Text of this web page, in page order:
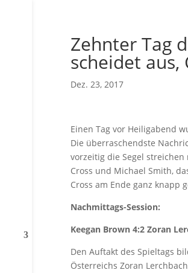
Zehnter Tag
scheidet aus,
Dez. 23, 2017
Einen Tag vor Heiligabend
Die überraschendste
vorzeitig die Segel streichen
Cross und Michael Smith,
Cross am Ende ganz knapp
Nachmittags-Session:
Keegan Brown 4:2 Zoran
Den Auftakt des Spieltags
Österreichs Zoran